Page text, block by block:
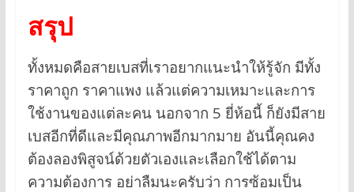
สรุป
ทั้งหมดคือสายเบสที่เราอยากแนะนำให้รู้จัก มีทั้ง
ราคาถูก ราคาแพง แล้วแต่ความเหมาะและการ
ใช้งานของแต่ละคน นอกจาก 5 ยี่ห้อนี้ ก็ยังมีสาย
เบสอีกที่ดีและมีคุณภาพอีกมากมาย อันนี้คุณคง
ต้องลองพิสูจน์ด้วยตัวเองและเลือกใช้ได้ตาม
ความต้องการ อย่าลืมนะครับว่า การซ้อมเป็น